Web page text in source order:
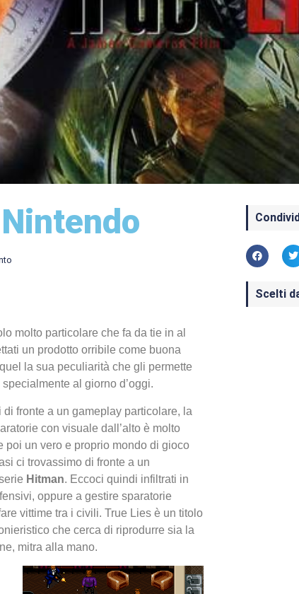
molto particolare che fa da tie in al
un prodotto orribile come buona
la sua peculiarità che gli permette
al giorno d’oggi.
di fronte a un gameplay particolare, la
con visuale dall’alto è molto
poi un vero e proprio mondo di gioco
ci trovassimo di fronte a un
Hitman. Eccoci quindi infiltrati in
oppure a gestire sparatorie
vittime tra i civili. True Lies è un titolo
che cerca di riprodurre sia la
mitra alla mano.
Scelti